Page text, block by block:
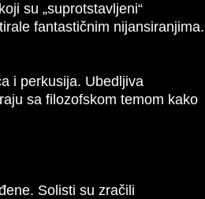
su „suprotstavljeni“
fantastičnim nijansiranjima.
i perkusija. Ubedljiva
sa filozofskom temom kako
Solisti su zračili